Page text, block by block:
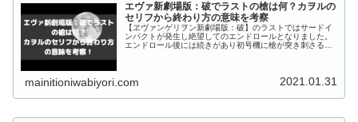
エヴァ新劇場版：破でラストの槍は何？カヲルの
セリフから終わり方の意味を考察
【ヱヴァンゲリヲン新劇場版：破】のラストではサードイ
ンパクトが発生し絶望してのエンドロールとなりました。
エンドロール後には続きがあり初号機に槍が突き刺さると
mainitioniwabiyori.com 2021.01.31